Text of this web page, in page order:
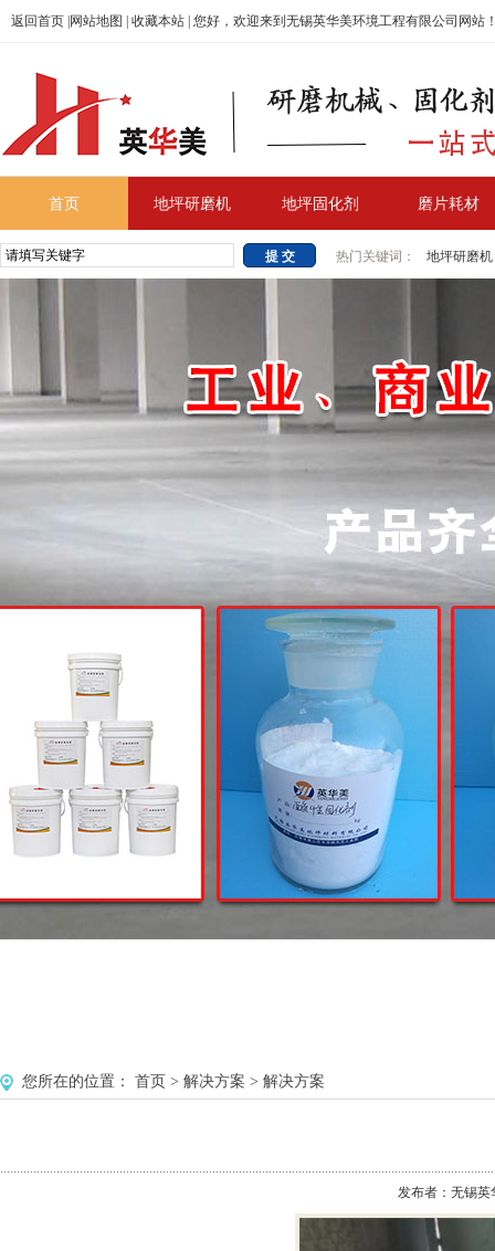
返回首页 网站地图 收藏本站 | 您好，欢迎来到无锡英华美环境工程有限公司网站
首页 地坪研磨机 地坪固化剂 磨片耗材
热门关键词： 地坪研磨机
您所在的位置： 首页 > 解决方案 > 解决方案
发布者：无锡英